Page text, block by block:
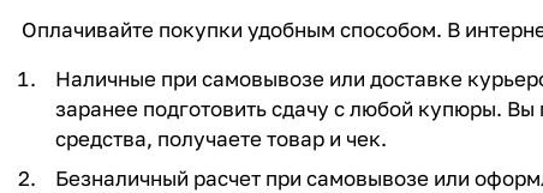
Оплачивайте покупки удобным способом. В
Наличные при самовывозе или доставке
заранее подготовить сдачу с любой купюры.
средства, получаете товар и чек.
Безналичный расчет при самовывозе или